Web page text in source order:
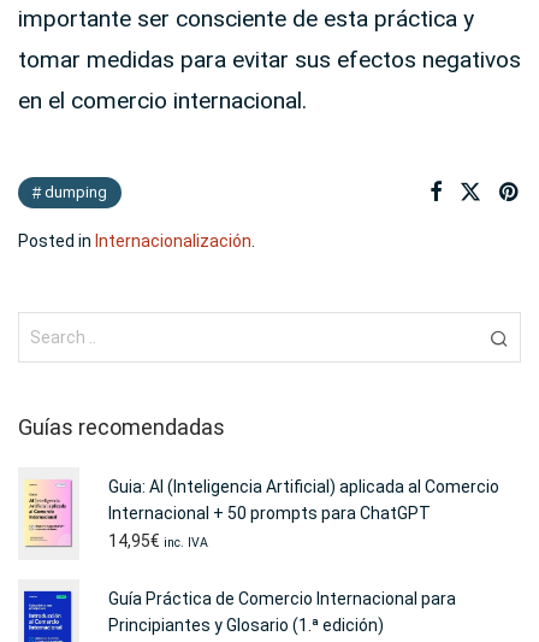
importante ser consciente de esta práctica y
tomar medidas para evitar sus efectos negativos
en el comercio internacional.
dumping
Posted in Internacionalización
Guías recomendadas
Guia: AI (Inteligencia Artificial) aplicada al Comercio
Internacional + 50 prompts para ChatGPT
14,95€ inc. IVA
Guía Práctica de Comercio Internacional para
Principiantes y Glosario (1.ª edición)